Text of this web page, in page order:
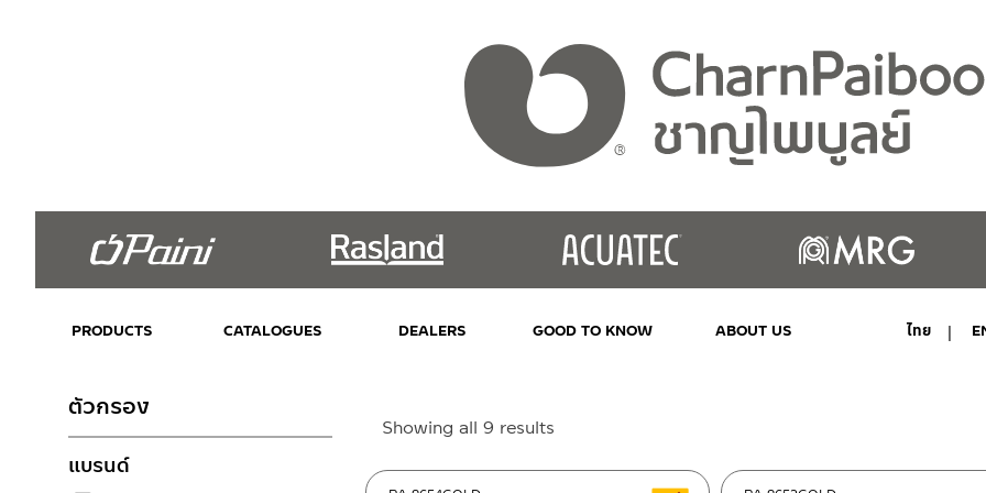
PRODUCTS CATALOGUES DEALERS GOOD TO KNOW ABOUT US ไทย
Showing all 9 results
latest
ตัวกรอง
แบรนด์